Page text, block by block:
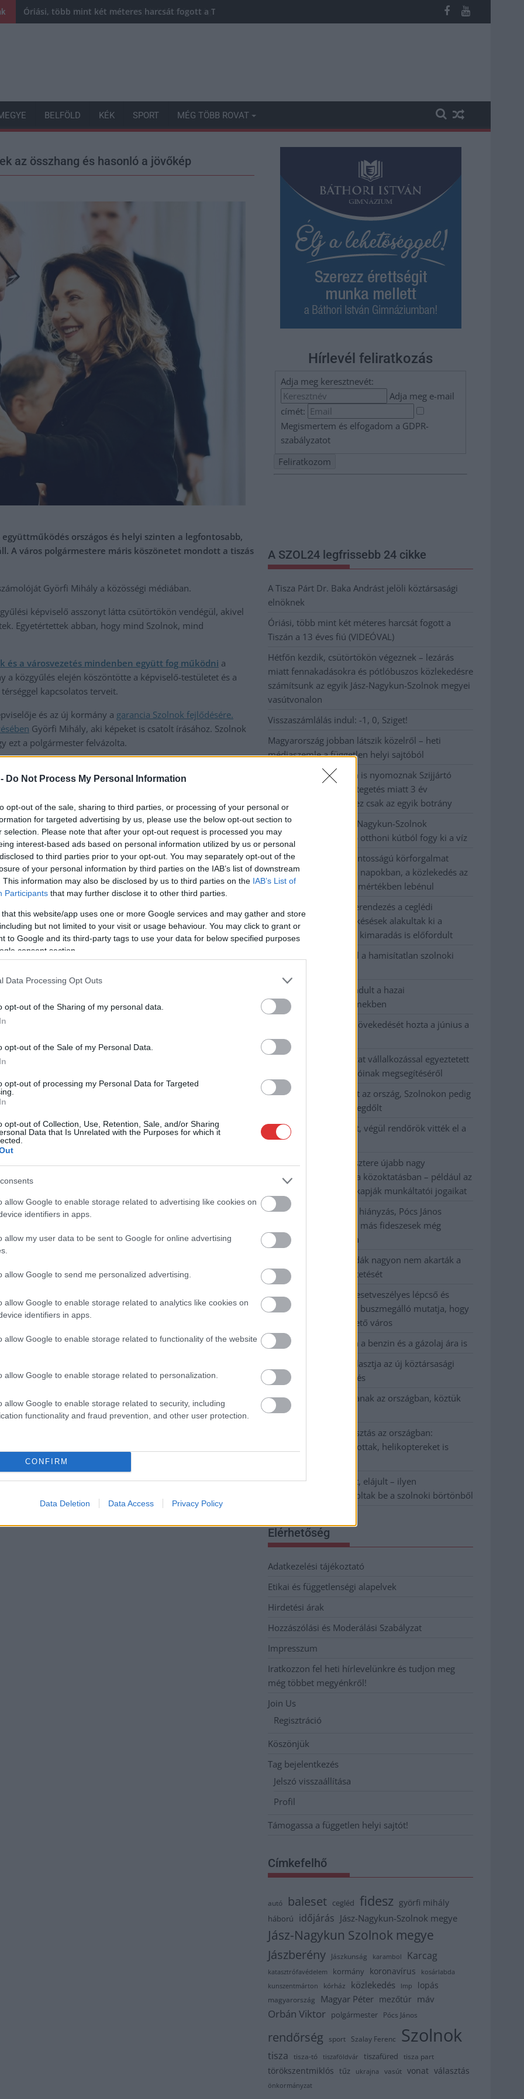
Do Not Process My Personal Information
opt-out of the sale, sharing to third parties, or processing of your personal or
for targeted advertising by us, please use the below opt-out section to
selection. Please note that after your opt-out request is processed you may
interest-based ads based on personal information utilized by us or personal
to third parties prior to your opt-out. You may separately opt-out of the
of your personal information by third parties on the IAB’s list of downstream
This information may also be disclosed by us to third parties on the IAB’s List of
Participants that may further disclose it to other third parties.
that this website/app uses one or more Google services and may gather and store
but not limited to your visit or usage behaviour. You may click to grant or
to Google and its third-party tags to use your data for below specified purposes
consent section.
Data Processing Opt Outs
opt-out of the Sharing of my personal data.
opt-out of the Sale of my Personal Data.
opt-out of processing my Personal Data for Targeted
opt-out of Collection, Use, Retention, Sale, and/or Sharing
Data that Is Unrelated with the Purposes for which it
allow Google to enable storage related to advertising like cookies on
identifiers in apps.
allow my user data to be sent to Google for online advertising
allow Google to send me personalized advertising.
allow Google to enable storage related to analytics like cookies on
identifiers in apps.
allow Google to enable storage related to functionality of the website
allow Google to enable storage related to personalization.
allow Google to enable storage related to security, including
functionality and fraud prevention, and other user protection.
CONFIRM
Data Deletion Data Access Privacy Policy
Óriási, több mint két méteres harcsát fogott a Tiszán a 13 éves fiú (VIDEÓVAL)
BELFÖLD KÉK SPORT MÉG TÖBB ROVAT
az összhang és hasonló a jövőkép
országos és helyi szinten a legfontosabb,
A város polgármestere máris köszönetet mondott a tiszás
Györfi Mihály a közösségi médiában.
képviselő asszonyt látta csütörtökön vendégül, akivel
Egyetértettek abban, hogy mind Szolnok, mind
és a városvezetés mindenben együtt fog működni a
közgyűlés elején köszöntötte a képviselő-testületet és a
kapcsolatos terveit.
és az új kormány a garancia Szolnok fejlődésére.
Györfi Mihály, aki képeket is csatolt írásához. Szolnok
ezt a polgármester felvázolta.
elkerülné a propagandát,iratkozzon fel hírlevelünkre
ide
megye,képviselőnő ,országgyűlés,összhang,polgármester,
készül a
desszert,
Györfi Mihály több tucat
kerékpárgyár dolgozóinak
megsegítéséről
kerékpárgyár bezárása...
Hírlevél feliratkozás
Adja meg keresztnevét:
Adja meg e-mail
címét:
Megismertem és elfogadom a GDPR-
szabályzatot
A SZOL24 legfrissebb 24 cikke
A Tisza Párt Dr. Baka Andrást jelöli köztársasági
elnöknek
Óriási, több mint két méteres harcsát fogott a
Tiszán a 13 éves fiú (VIDEÓVAL)
Hétfőn kezdik, csütörtökön végeznek – lezárás
miatt fennakadásokra és pótlóbuszos közlekedésre
számítsunk az egyik Jász-Nagykun-Szolnok megyei
vasútvonalon
Visszaszámlálás indul: -1, 0, Sziget!
Magyarország jobban látszik közelről – heti
médiaszemle a független helyi sajtóból
Már magasabb szinten is nyomoznak Szijjártó
büntetőügyében, vesztegetés miatt 3 év
letöltendőt kaphat és ez csak az egyik botrány
Problémák egész Jász-Nagykun-Szolnok
megyében: egyre több otthoni kútból fogy ki a víz
Szolnokon egy kulcsfontosságú körforgalmat
részlegesen lezárnak a napokban, a közlekedés az
átlagost is meghaladó mértékben lebénul
Elromlott a biztosítóberendezés a ceglédi
vasútvonalon, alapos késések alakultak ki a
menetrendhez képest, kimaradás is előfordult
Ön szerint hogy készül a hamisítatlan szolnoki
Országos ellenőrzés indult a hazai
akkumulátoripari üzemekben
Az idei év leglassabb növekedését hozta a június a
kiskereskedelemben
Györfi Mihály több tucat vállalkozással egyeztetett
a kerékpárgyár dolgozóinak megsegítéséről
41 fok fölé forrósodott az ország, Szolnokon pedig
egy másik rekord is megdőlt
Egy telefonhívást akart, végül rendőrök vitték el a
mezőtúri férfit
A Tisza kormány minisztere újabb nagy
változásokról döntött a közoktatásban – például az
iskolaigazgatók visszakapják munkáltatói jogaikat
Sok volt az igazolatlan hiányzás, Pócs János
fizetéslevonást kapott, más fideszesek még
kevesebbet vittek haza
A Szolnok megyei gazdák nagyon nem akarták a
JÉGER további üzemeltetését
Csendélet 5.0: alig balesetveszélyes lépcső és
remek állapotban levő buszmegálló mutatja, hogy
Szolnok mennyire élhető város
Pénteken újra csökken a benzin és a gázolaj ára is
Napokon belül megválasztja az új köztársasági
elnököt az Országgyűlés
Kiterjedt tüzek pusztítanak az országban, köztük
Karcagon
Harmadfokú hőségriasztás az országban:
Szolnokon klímát javítottak, helikoptereket is
A zárkában rosszul lett, elájult – ilyen
körülményekről számoltak be a szolnoki börtönből
Elérhetőség
Adatkezelési tájékoztató
Etikai és függetlenségi alapelvek
Hirdetési árak
Hozzászólási és Moderálási Szabályzat
Impresszum
Iratkozzon fel heti hírlevelünkre és tudjon meg
még többet megyénkről!
Join Us
Regisztráció
Köszönjük
Tag bejelentkezés
Jelszó visszaállítása
Profil
Támogassa a független helyi sajtót!
Címkefelhő
autó baleset cegléd fidesz györfi mihály
háború időjárás Jász-Nagykun-Szolnok megye
Jász-Nagykun Szolnok megye
Jászberény Jászkunság karambol Karcag
katasztrófavédelem kormány koronavírus
kosárlabda
kunszentmárton
kórház közlekedés lmp lopás
magyarország Magyar Péter mezőtúr máv
Orbán Viktor polgármester Pócs János
rendőrség sport Szalay Ferenc Szolnok
tisza tisza-tó tiszaföldvár tiszafüred tisza part
törökszentmiklós tűz ukrajna vasút vonat választás
önkormányzat